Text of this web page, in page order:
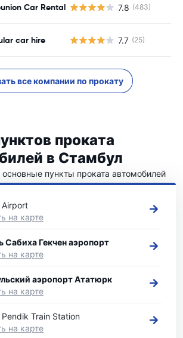
Car Rental 7.8 (483)
car hire 7.7 (25)
все компании по прокату
проката
в Стамбул
пункты проката автомобилей
Airport
на карте
Сабиха Гекчен аэропорт
на карте
аэропорт Ататюрк
на карте
Train Station
на карте